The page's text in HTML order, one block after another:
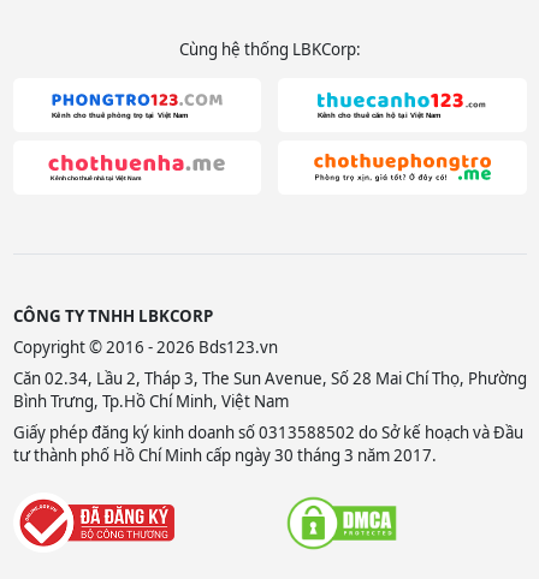
Cùng hệ thống LBKCorp:
CÔNG TY TNHH LBKCORP
Copyright © 2016 - 2026 Bds123.vn
Căn 02.34, Lầu 2, Tháp 3, The Sun Avenue, Số 28 Mai Chí Thọ, Phường
Bình Trưng, Tp.Hồ Chí Minh, Việt Nam
Giấy phép đăng ký kinh doanh số 0313588502 do Sở kế hoạch và Đầu
tư thành phố Hồ Chí Minh cấp ngày 30 tháng 3 năm 2017.